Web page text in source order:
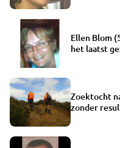
Ellen Blom
het laatst
Zoektocht
zonder